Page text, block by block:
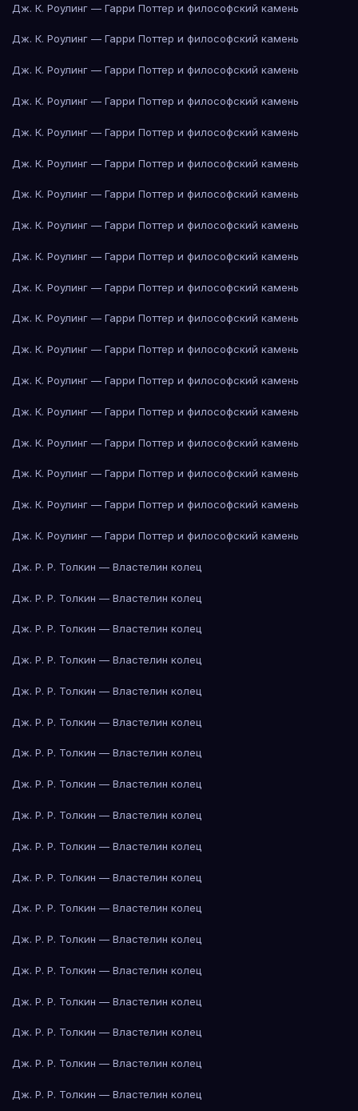
Дж. К. Роулинг — Гарри Поттер и философский камень
Дж. К. Роулинг — Гарри Поттер и философский камень
Дж. К. Роулинг — Гарри Поттер и философский камень
Дж. К. Роулинг — Гарри Поттер и философский камень
Дж. К. Роулинг — Гарри Поттер и философский камень
Дж. К. Роулинг — Гарри Поттер и философский камень
Дж. К. Роулинг — Гарри Поттер и философский камень
Дж. К. Роулинг — Гарри Поттер и философский камень
Дж. К. Роулинг — Гарри Поттер и философский камень
Дж. К. Роулинг — Гарри Поттер и философский камень
Дж. К. Роулинг — Гарри Поттер и философский камень
Дж. К. Роулинг — Гарри Поттер и философский камень
Дж. К. Роулинг — Гарри Поттер и философский камень
Дж. К. Роулинг — Гарри Поттер и философский камень
Дж. К. Роулинг — Гарри Поттер и философский камень
Дж. К. Роулинг — Гарри Поттер и философский камень
Дж. К. Роулинг — Гарри Поттер и философский камень
Дж. К. Роулинг — Гарри Поттер и философский камень
Дж. Р. Р. Толкин — Властелин колец
Дж. Р. Р. Толкин — Властелин колец
Дж. Р. Р. Толкин — Властелин колец
Дж. Р. Р. Толкин — Властелин колец
Дж. Р. Р. Толкин — Властелин колец
Дж. Р. Р. Толкин — Властелин колец
Дж. Р. Р. Толкин — Властелин колец
Дж. Р. Р. Толкин — Властелин колец
Дж. Р. Р. Толкин — Властелин колец
Дж. Р. Р. Толкин — Властелин колец
Дж. Р. Р. Толкин — Властелин колец
Дж. Р. Р. Толкин — Властелин колец
Дж. Р. Р. Толкин — Властелин колец
Дж. Р. Р. Толкин — Властелин колец
Дж. Р. Р. Толкин — Властелин колец
Дж. Р. Р. Толкин — Властелин колец
Дж. Р. Р. Толкин — Властелин колец
Дж. Р. Р. Толкин — Властелин колец